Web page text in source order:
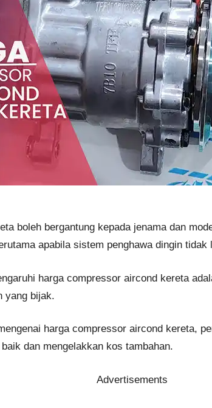
boleh bergantung kepada jenama dan
apabila sistem penghawa dingin tidak
harga compressor aircond kereta
yang bijak.
harga compressor aircond kereta,
dan mengelakkan kos tambahan.
Advertisements